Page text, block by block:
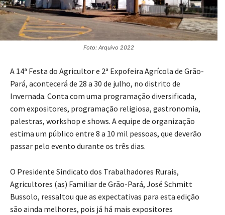
Foto: Arquivo 2022
A 14ª Festa do Agricultor e 2ª Expofeira Agrícola de Grão-
Pará, acontecerá de 28 a 30 de julho, no distrito de
Invernada. Conta com uma programação diversificada,
com expositores, programação religiosa, gastronomia,
palestras, workshop e shows. A equipe de organização
estima um público entre 8 a 10 mil pessoas, que deverão
passar pelo evento durante os três dias.
O Presidente Sindicato dos Trabalhadores Rurais,
Agricultores (as) Familiar de Grão-Pará, José Schmitt
Bussolo, ressaltou que as expectativas para esta edição
são ainda melhores, pois já há mais expositores